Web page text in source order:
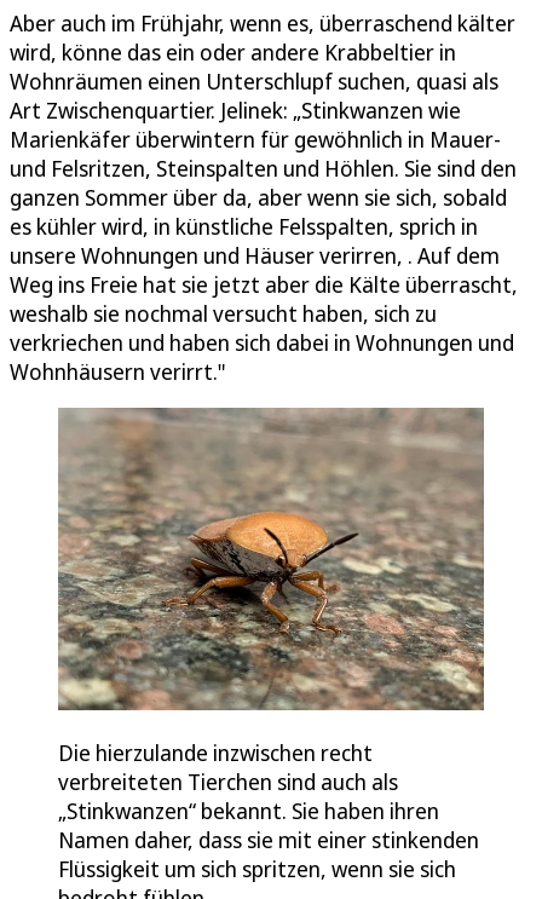
Aber auch im Frühjahr, wenn es, überraschend kälter
wird, könne das ein oder andere Krabbeltier in
Wohnräumen einen Unterschlupf suchen, quasi als
Art Zwischenquartier. Jelinek: „Stinkwanzen wie
Marienkäfer überwintern für gewöhnlich in Mauer-
und Felsritzen, Steinspalten und Höhlen. Sie sind den
ganzen Sommer über da, aber wenn sie sich, sobald
es kühler wird, in künstliche Felsspalten, sprich in
unsere Wohnungen und Häuser verirren, . Auf dem
Weg ins Freie hat sie jetzt aber die Kälte überrascht,
weshalb sie nochmal versucht haben, sich zu
verkriechen und haben sich dabei in Wohnungen und
Wohnhäusern verirrt."
Die hierzulande inzwischen recht
verbreiteten Tierchen sind auch als
„Stinkwanzen“ bekannt. Sie haben ihren
Namen daher, dass sie mit einer stinkenden
Flüssigkeit um sich spritzen, wenn sie sich